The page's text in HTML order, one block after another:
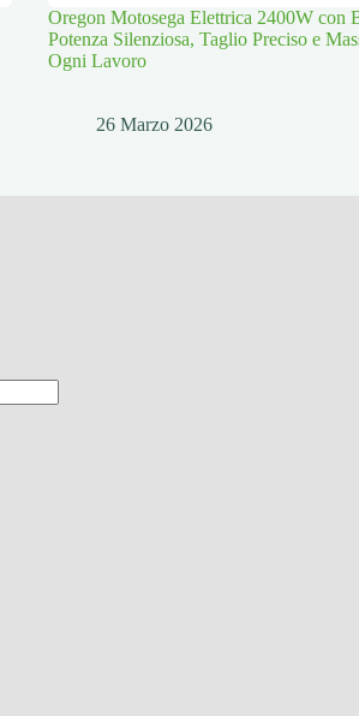
Oregon Motosega Elettrica 2400W con
Potenza Silenziosa, Taglio Preciso e
Ogni Lavoro
26 Marzo 2026